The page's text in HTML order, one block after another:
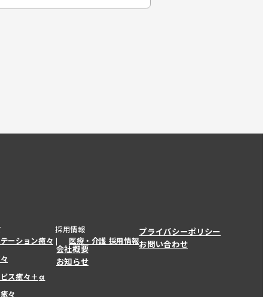
ーション癒々
ス癒々＋α
ス癒々＋
々
採用情報
医療・介護 採用情報
会社概要
お知らせ
プライバシーポリシー
お問い合わせ